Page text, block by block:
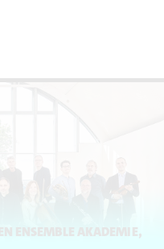
ENSEMBLE AKADEMIE,